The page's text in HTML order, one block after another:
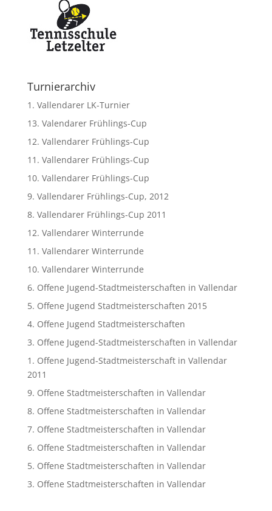
Turnierarchiv
1. Vallendarer LK-Turnier
13. Valendarer Frühlings-Cup
12. Vallendarer Frühlings-Cup
11. Vallendarer Frühlings-Cup
10. Vallendarer Frühlings-Cup
9. Vallendarer Frühlings-Cup, 2012
8. Vallendarer Frühlings-Cup 2011
12. Vallendarer Winterrunde
11. Vallendarer Winterrunde
10. Vallendarer Winterrunde
6. Offene Jugend-Stadtmeisterschaften in Vallendar
5. Offene Jugend Stadtmeisterschaften 2015
4. Offene Jugend Stadtmeisterschaften
3. Offene Jugend-Stadtmeisterschaften in Vallendar
1. Offene Jugend-Stadtmeisterschaft in Vallendar
2011
9. Offene Stadtmeisterschaften in Vallendar
8. Offene Stadtmeisterschaften in Vallendar
7. Offene Stadtmeisterschaften in Vallendar
6. Offene Stadtmeisterschaften in Vallendar
5. Offene Stadtmeisterschaften in Vallendar
3. Offene Stadtmeisterschaften in Vallendar